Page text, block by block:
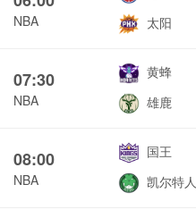
NBA
太阳
07:30
NBA
黄蜂
雄鹿
08:00
NBA
国王
凯尔特人